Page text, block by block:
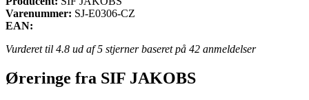
Varenummer: SJ-E0306-CZ
EAN:
Vurderet til 4.8 ud af 5 stjerner baseret på 42 anmeldelser
Øreringe fra SIF JAKOBS